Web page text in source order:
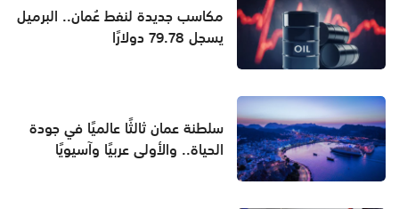
مكاسب جديدة لنفط عُمان.. البرميل
يسجل 79.78 دولارًا
سلطنة عمان ثالثًا عالميًا في جودة
الحياة.. والأولى عربيًا وآسيويًا